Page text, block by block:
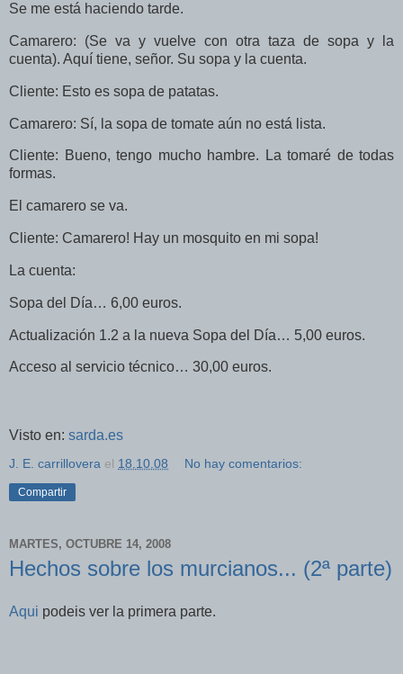
Se me está haciendo tarde.
Camarero: (Se va y vuelve con otra taza de sopa y la
cuenta). Aquí tiene, señor. Su sopa y la cuenta.
Cliente: Esto es sopa de patatas.
Camarero: Sí, la sopa de tomate aún no está lista.
Cliente: Bueno, tengo mucho hambre. La tomaré de todas
formas.
El camarero se va.
Cliente: Camarero! Hay un mosquito en mi sopa!
La cuenta:
Sopa del Día… 6,00 euros.
Actualización 1.2 a la nueva Sopa del Día… 5,00 euros.
Acceso al servicio técnico… 30,00 euros.
Visto en: sarda.es
J. E. carrillovera el 18.10.08 No hay comentarios:
Compartir
MARTES, OCTUBRE 14, 2008
Hechos sobre los murcianos... (2ª parte)
Aqui podeis ver la primera parte.